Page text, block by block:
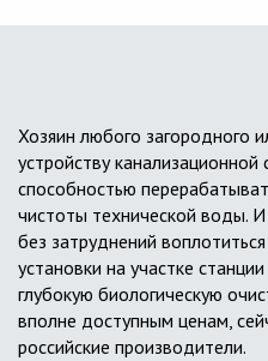
Хозяин любого загородного
устройству
способностью
чистоты технической воды.
без затруднений
установки на участке
глубокую биологическую
вполне доступным ценам,
российские производители.